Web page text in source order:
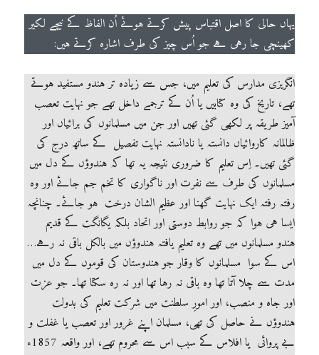
یہاں حالی کا اصل اقتباس پیش کرتے ہوئے اُن الفاظ کے نیچے لکیر
کھینچی جا رہی ہے جو اُس چیز کی طرف اشارہ کرتے ہیں:
انگریزی مدارس کی تعلیم میں، جس سے زیادہ تر ہندو مستفید ہوتے
تھے، تاریخ کی وہ کتابیں یا اُن کے ترجمے داخل تھے جو نہایت تعصب
آمیز طریقہ پر لکھی گئی تھیں اور جن میں مسلمانوں کی برائیاں اور
ظالمانہ کاروائیاں دانستہ یا نادانستہ نہایت تفصیل کے ساتھ درج کی
گئی تھیں۔ اِس تعلیم کا ضروری نتیجہ یہ تھا کہ ہندوؤں کے دل میں
مسلمانوں کی طرف سے نفرت اور ناگواری کا تخم جم جائے اور وہ
رفتہ رفتہ ایک نہایت گھنا اور عظیم الشان درخت ہو جائے۔ چنانچہ
ایسا ہی ہوا کہ جو روابط دوستی اور اتحاد بلکہ یگانگت کے قدیم
ہندو مسلمانوں میں تھے وہ تعلیم یافتہ ہندوؤں میں بالکل باقی نہ رہے…
اس کے سوا مسلمانوں کا وقار جو ہندوستان کی قوموں کے دل میں
مدت سے چلا آتا تھا وہ باقی نہ رہا تھا اور نہ رہ سکتا تھا۔ جو عزت
اور جاہ و منصب، اور امورِ سلطنت میں شرکت تعلیم کی بدولت
ہندوؤں نے حاصل کی تھی، مسلمان اپنے غرور اور تعصب یا غفلت و
بے پروائی یا افلاس کے سبب اس سے محروم تھے، اور واقعہ 1857ء